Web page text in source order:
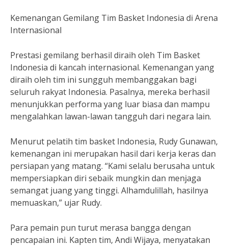
Kemenangan Gemilang Tim Basket Indonesia di Arena
Internasional
Prestasi gemilang berhasil diraih oleh Tim Basket
Indonesia di kancah internasional. Kemenangan yang
diraih oleh tim ini sungguh membanggakan bagi
seluruh rakyat Indonesia. Pasalnya, mereka berhasil
menunjukkan performa yang luar biasa dan mampu
mengalahkan lawan-lawan tangguh dari negara lain.
Menurut pelatih tim basket Indonesia, Rudy Gunawan,
kemenangan ini merupakan hasil dari kerja keras dan
persiapan yang matang. “Kami selalu berusaha untuk
mempersiapkan diri sebaik mungkin dan menjaga
semangat juang yang tinggi. Alhamdulillah, hasilnya
memuaskan,” ujar Rudy.
Para pemain pun turut merasa bangga dengan
pencapaian ini. Kapten tim, Andi Wijaya, menyatakan